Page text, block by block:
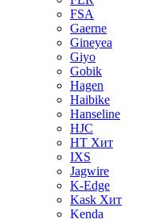
FSA
Gaerne
Gineyea
Giyo
Gobik
Hagen
Haibike
Hanseline
HJC
HT Хит
IXS
Jagwire
K-Edge
Kask Хит
Kenda